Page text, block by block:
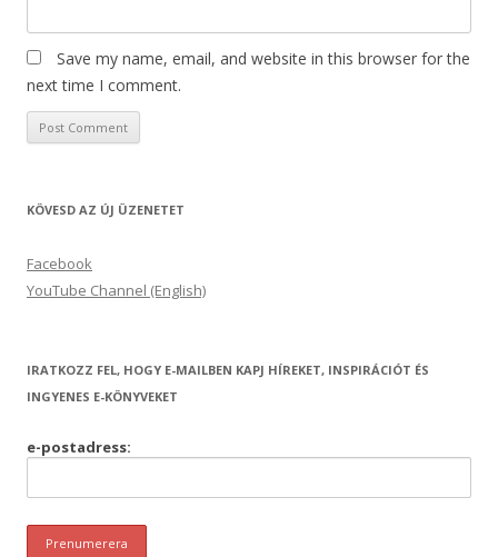
Save my name, email, and website in this browser for the
next time I comment.
KÖVESD AZ ÚJ ÜZENETET
Facebook
YouTube Channel (English)
IRATKOZZ FEL, HOGY E-MAILBEN KAPJ HÍREKET, INSPIRÁCIÓT ÉS
INGYENES E-KÖNYVEKET
e-postadress: